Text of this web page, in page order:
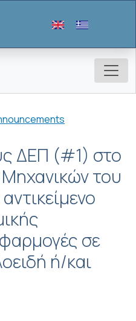
ΔΕΠ (#1) στο
του
σε
ή/και